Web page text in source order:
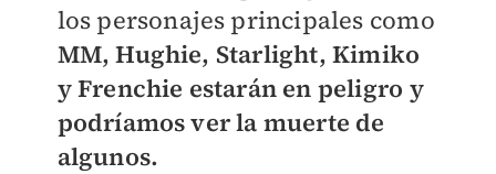
los personajes principales como
MM, Hughie, Starlight, Kimiko
y Frenchie estarán en peligro y
podríamos ver la muerte de
algunos.